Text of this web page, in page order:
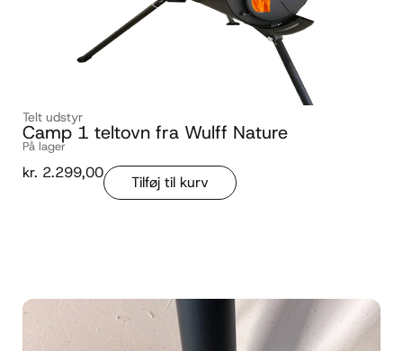
Telt udstyr
Camp 1 teltovn fra Wulff Nature
På lager
kr. 2.299,00
Tilføj til kurv